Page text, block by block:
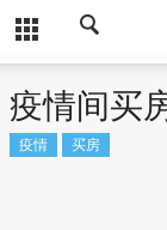
疫情间买
疫情 买房